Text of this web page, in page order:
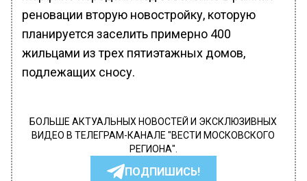
реновации вторую новостройку, которую
планируется заселить примерно 400
жильцами из трех пятиэтажных домов,
подлежащих сносу.
БОЛЬШЕ АКТУАЛЬНЫХ НОВОСТЕЙ И ЭКСКЛЮЗИВНЫХ
ВИДЕО В ТЕЛЕГРАМ-КАНАЛЕ "ВЕСТИ МОСКОВСКОГО
РЕГИОНА".
ПОДПИШИСЬ!